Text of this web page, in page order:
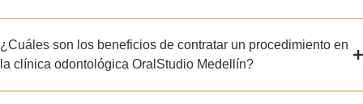
¿Cuáles son los beneficios de contratar un procedimiento en
la clínica odontológica OralStudio Medellín?